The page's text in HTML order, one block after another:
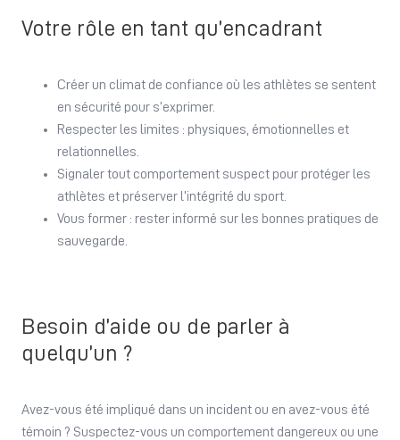
Votre rôle en tant qu’encadrant
Créer un climat de confiance où les athlètes se sentent
en sécurité pour s’exprimer.
Respecter les limites : physiques, émotionnelles et
relationnelles.
Signaler tout comportement suspect pour protéger les
athlètes et préserver l’intégrité du sport.
Vous former : rester informé sur les bonnes pratiques de
sauvegarde.
Besoin d’aide ou de parler à
quelqu’un ?
Avez-vous été impliqué dans un incident ou en avez-vous été
témoin ? Suspectez-vous un comportement dangereux ou une